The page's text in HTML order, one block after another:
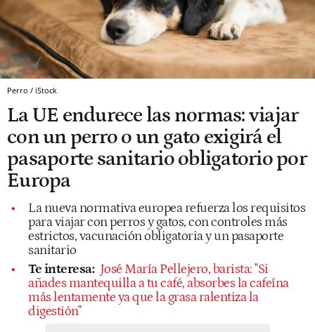
Perro / iStock
La UE endurece las normas: viajar
con un perro o un gato exigirá el
pasaporte sanitario obligatorio por
Europa
La nueva normativa europea refuerza los requisitos
para viajar con perros y gatos, con controles más
estrictos, vacunación obligatoria y un pasaporte
sanitario
Te interesa: José María Pellejero, barista: "Si
añades mantequilla a tu café, absorbes la cafeína
más lentamente ya que la grasa ralentiza la
digestión"